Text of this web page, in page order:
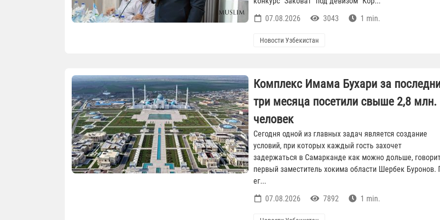
07.08.2026
3043 1 min.
Новости Узбекистан
Комплекс Имама Бухари за
три месяца посетили свыше 2,8 млн.
человек
Сегодня одной из главных задач является создание
условий, при которых каждый гость захочет
задержаться в Самарканде как можно дольше,
первый заместитель хокима области Шербек Буронов.
ег...
07.08.2026
7892 1 min.